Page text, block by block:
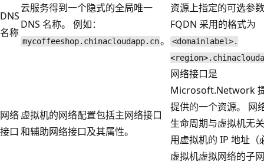
DNS
名称
云服务得到一个隐式的全局唯一
DNS 名称。 例如：
mycoffeeshop.chinacloudapp.cn。
资源上指定的可选参
FQDN 采用的格式为
<domainlabel>.
网络
接口
虚拟机的网络配置包括主网络接口
和辅助网络接口及其属性。
网络接口是
Microsoft.Network
提供的一个资源。 网
生命周期与虚拟机无
用虚拟机的 IP 地址（
虚拟机虚拟网络的子